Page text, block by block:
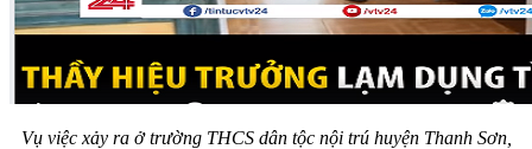
Vụ việc xảy ra ở trường THCS dân tộc nội trú huyện Thanh Sơn,